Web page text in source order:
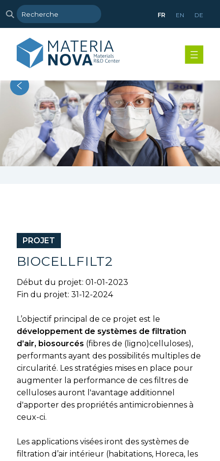
FR EN DE
PROJET
BIOCELLFILT2
Début du projet: 01-01-2023
Fin du projet: 31-12-2024
L’objectif principal de ce projet est le
développement de systèmes de filtration
d’air, biosourcés (fibres de (ligno)celluloses),
performants ayant des possibilités multiples de
circularité. Les stratégies mises en place pour
augmenter la performance de ces filtres de
celluloses auront l'avantage additionnel
d'apporter des propriétés antimicrobiennes à
ceux-ci.
Les applications visées iront des systèmes de
filtration d’air intérieur (habitations, Horeca, les